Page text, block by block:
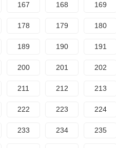
167 168 169
178 179 180
189 190 191
200 201 202
211 212 213
222 223 224
233 234 235